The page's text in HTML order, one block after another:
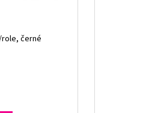
role, černé